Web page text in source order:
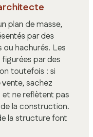
plan de masse,
par des
hachurés. Les
par des
toutefois : si
sachez
et ne reflètent pas
la construction.
la structure font